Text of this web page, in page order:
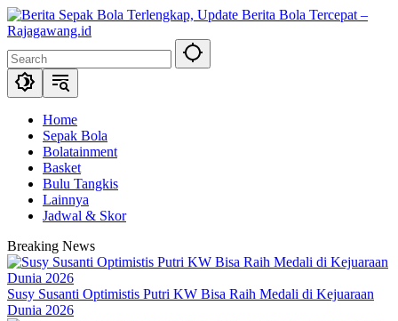
Skip
to
Home
Sepak Bola
Bolatainment
Basket
Bulu Tangkis
Lainnya
Jadwal & Skor
Breaking News
Susy Susanti Optimistis Putri KW Bisa Raih Medali di Kejuaraan
Dunia 2026